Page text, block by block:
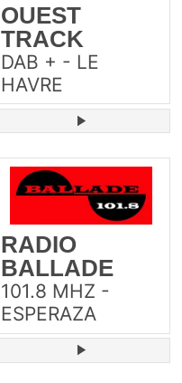
OUEST
TRACK
DAB + - LE
HAVRE
RADIO
BALLADE
101.8 MHZ -
ESPERAZA